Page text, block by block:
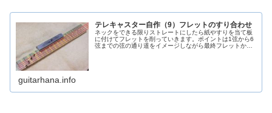
テレキャスター自作（9）フレットのすり合わせ
ネックをできる限りストレートにしたら紙やすりを当て板
に付けてフレットを削っていきます。ポイントは1弦から6
弦までの弦の通り道をイメージしながら最終フレットから
guitarhana.info